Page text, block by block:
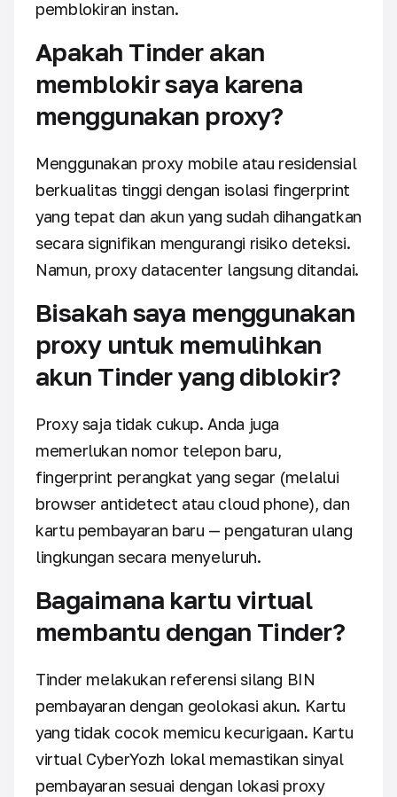
pemblokiran instan.
Apakah Tinder akan
memblokir saya karena
menggunakan proxy?
Menggunakan proxy mobile atau residensial
berkualitas tinggi dengan isolasi fingerprint
yang tepat dan akun yang sudah dihangatkan
secara signifikan mengurangi risiko deteksi.
Namun, proxy datacenter langsung ditandai.
Bisakah saya menggunakan
proxy untuk memulihkan
akun Tinder yang diblokir?
Proxy saja tidak cukup. Anda juga
memerlukan nomor telepon baru,
fingerprint perangkat yang segar (melalui
browser antidetect atau cloud phone), dan
kartu pembayaran baru — pengaturan ulang
lingkungan secara menyeluruh.
Bagaimana kartu virtual
membantu dengan Tinder?
Tinder melakukan referensi silang BIN
pembayaran dengan geolokasi akun. Kartu
yang tidak cocok memicu kecurigaan. Kartu
virtual CyberYozh lokal memastikan sinyal
pembayaran sesuai dengan lokasi proxy